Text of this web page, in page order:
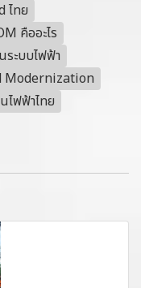
ไทย
คืออะไร
ระบบไฟฟ้า
Modernization
ไฟฟ้าไทย